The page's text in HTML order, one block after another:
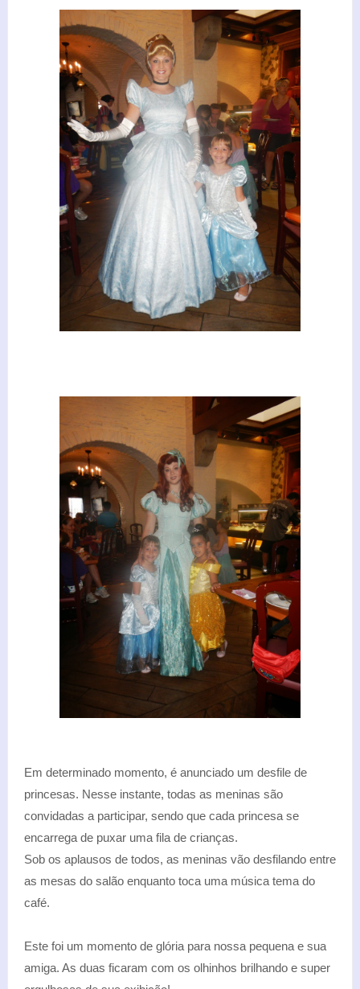
Em determinado momento, é anunciado um desfile de
princesas. Nesse instante, todas as meninas são
convidadas a participar, sendo que cada princesa se
encarrega de puxar uma fila de crianças.
Sob os aplausos de todos, as meninas vão desfilando entre
as mesas do salão enquanto toca uma música tema do
café.
Este foi um momento de glória para nossa pequena e sua
amiga. As duas ficaram com os olhinhos brilhando e super